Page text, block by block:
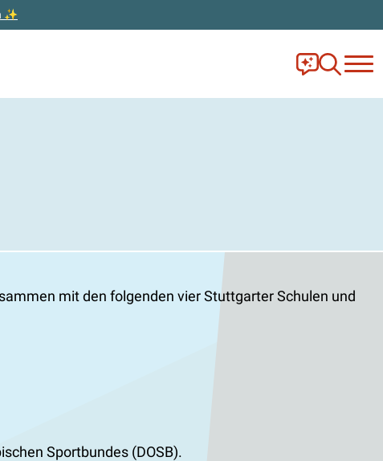
✨
Frag Ella!
Zur
mit den folgenden vier Stuttgarter Schulen und
Sportbundes (DOSB).